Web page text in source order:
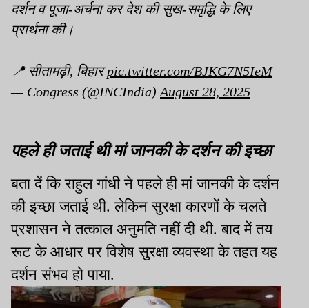
दर्शन व पूजा-अर्चना कर देश की सुख-समृद्धि के लिए
प्रार्थना की।
📍 सीतामढ़ी, बिहारpic.twitter.com/BJKG7N5IeM
— Congress (@INCIndia) August 28, 2025
पहले ही जताई थी मां जानकी के दर्शन की इच्छा
बता दें कि राहुल गांधी ने पहले ही मां जानकी के दर्शन
की इच्छा जताई थी. लेकिन सुरक्षा कारणों के चलते
प्रशासन ने तत्काल अनुमति नहीं दी थी. बाद में तय
रूट के आधार पर विशेष सुरक्षा व्यवस्था के तहत यह
दर्शन संभव हो पाया.